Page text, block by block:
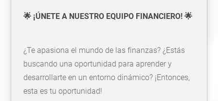
🌟 ¡ÚNETE A NUESTRO EQUIPO FINANCIERO! 🌟
¿Te apasiona el mundo de las finanzas? ¿Estás
buscando una oportunidad para aprender y
desarrollarte en un entorno dinámico? ¡Entonces,
esta es tu oportunidad!